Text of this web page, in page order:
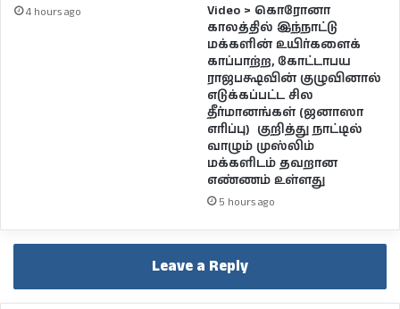
4 hours ago
Video > கொரோனா
காலத்தில் இந்நாட்டு
மக்களின் உயிர்களைக்
காப்பாற்ற, கோட்டாபய
ராஜபக்ஷவின் குழுவினால்
எடுக்கப்பட்ட சில
தீர்மானங்கள் (ஜனாஸா
எரிப்பு) குறித்து நாட்டில்
வாழும் முஸ்லிம்
மக்களிடம் தவறான
எண்ணம் உள்ளது
5 hours ago
Leave a Reply